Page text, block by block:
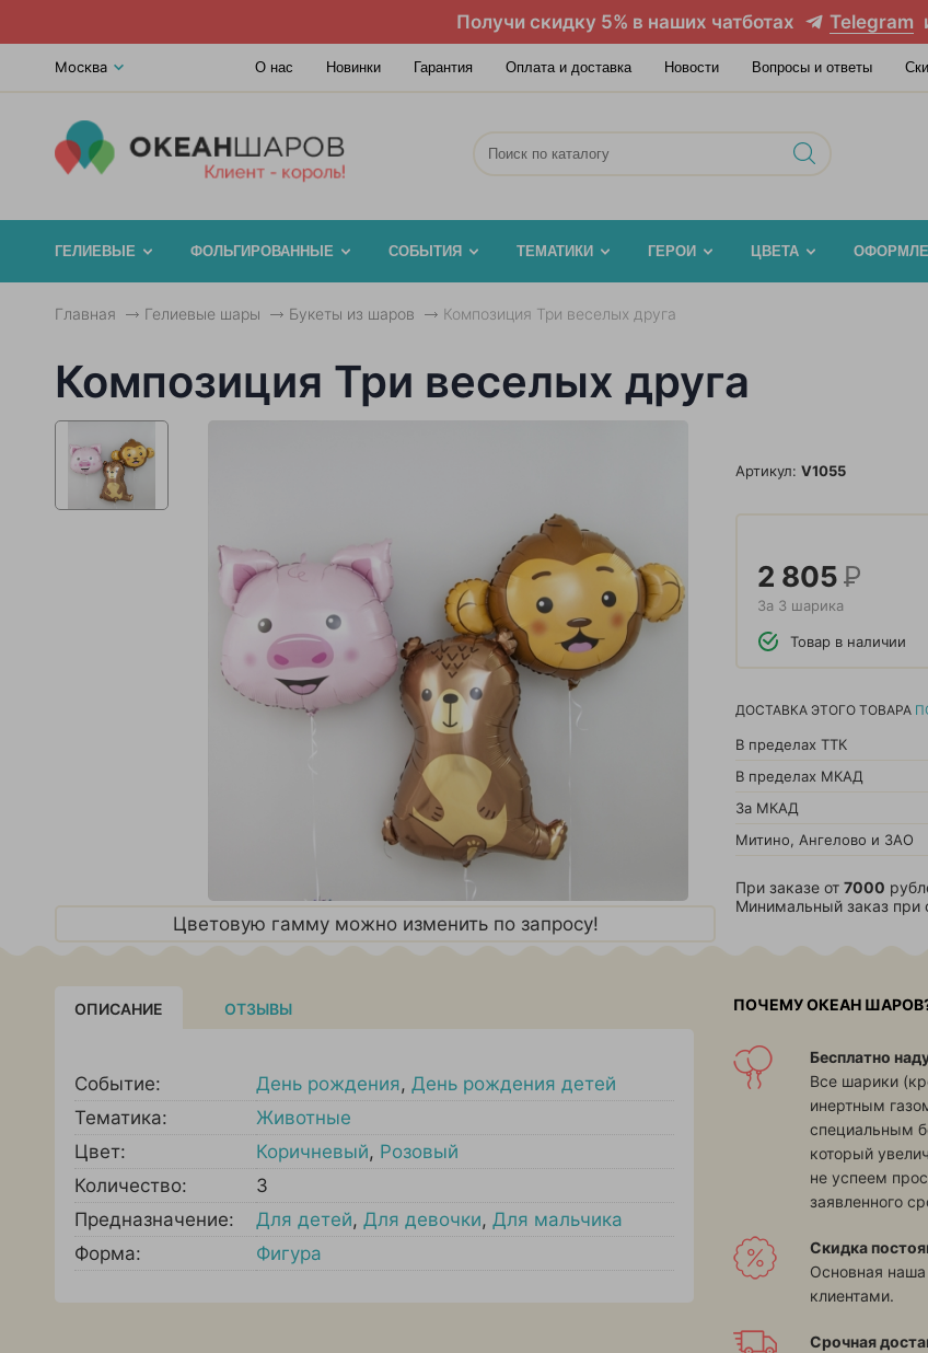
Получи скидку 5% в наших чатботах Telegram
Москва О нас Новинки Гарантия Оплата и доставка Новости Вопросы и ответы
ГЕЛИЕВЫЕ ФОЛЬГИРОВАННЫЕ СОБЫТИЯ ТЕМАТИКИ ГЕРОИ ЦВЕТА
Главная Гелиевые шары Букеты из шаров Композиция Три веселых друга
Композиция Три веселых друга
Цветовую гамму можно изменить по запросу!
Артикул: V1055
2 805Р
За 3 шарика
Товар в наличии
ДОСТАВКА ЭТОГО ТОВАРА
В пределах ТТК
В пределах МКАД
За МКАД
Митино, Ангелово и ЗАО
При заказе от 7000
Минимальный заказ при
ОПИСАНИЕ ОТЗЫВЫ
Событие: День рождения, День рождения детей
Тематика:
Животные
Цвет:
Коричневый, Розовый
Количество:
3
Предназначение:
Для детей, Для девочки, Для мальчика
Форма:
Фигура
ПОЧЕМУ ОКЕАН
Бесплатно
Все шарики
инертным
специальным
который
не успеем
заявленного
Скидка
Основная
клиентами.
Срочная